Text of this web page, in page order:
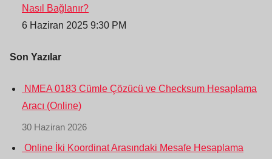
Nasıl Bağlanır?
6 Haziran 2025 9:30 PM
Son Yazılar
NMEA 0183 Cümle Çözücü ve Checksum Hesaplama
Aracı (Online)
30 Haziran 2026
Online İki Koordinat Arasındaki Mesafe Hesaplama